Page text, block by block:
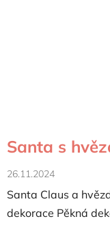
Santa s
26.11.2024
Santa Claus a
dekorace Pěkná